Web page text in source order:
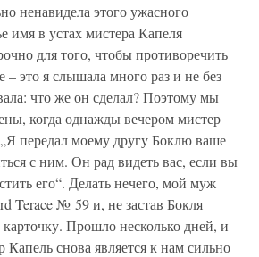
ненавидела этого ужасного
имя в устах мистера Капеля
для того, чтобы противоречить
– это я слышала много раз и не без
что же он сделал? Поэтому мы
когда однажды вечером мистер
передал моему другу Боклю ваше
с ним. Он рад видеть вас, если вы
его“. Делать нечего, мой муж
Terace № 59 и, не застав Бокля
Прошло несколько дней, и
Капель снова является к нам сильно